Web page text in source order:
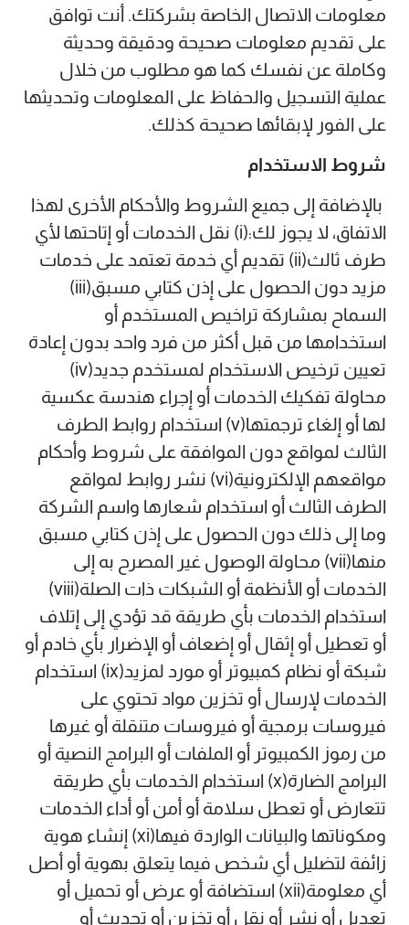
معلومات الاتصال الخاصة بشركتك. أنت توافق
على تقديم معلومات صحيحة ودقيقة وحديثة
وكاملة عن نفسك كما هو مطلوب من خلال
عملية التسجيل والحفاظ على المعلومات وتحديثها
على الفور لإبقائها صحيحة كذلك.
شروط الاستخدام
بالإضافة إلى جميع الشروط والأحكام الأخرى لهذا
الاتفاق، لا يجوز لك:(i) نقل الخدمات أو إتاحتها لأي
طرف ثالث(ii) تقديم أي خدمة تعتمد على خدمات
مزيد دون الحصول على إذن كتابي مسبق(iii)
السماح بمشاركة تراخيص المستخدم أو
استخدامها من قبل أكثر من فرد واحد بدون إعادة
تعيين ترخيص الاستخدام لمستخدم جديد(iv)
محاولة تفكيك الخدمات أو إجراء هندسة عكسية
لها أو إلغاء ترجمتها(v) استخدام روابط الطرف
الثالث لمواقع دون الموافقة على شروط وأحكام
مواقعهم الإلكترونية(vi) نشر روابط لمواقع
الطرف الثالث أو استخدام شعارها واسم الشركة
وما إلى ذلك دون الحصول على إذن كتابي مسبق
منها(vii) محاولة الوصول غير المصرح به إلى
الخدمات أو الأنظمة أو الشبكات ذات الصلة(viii)
استخدام الخدمات بأي طريقة قد تؤدي إلى إتلاف
أو تعطيل أو إثقال أو إضعاف أو الإضرار بأي خادم أو
شبكة أو نظام كمبيوتر أو مورد لمزيد(ix) استخدام
الخدمات لإرسال أو تخزين مواد تحتوي على
فيروسات برمجية أو فيروسات متنقلة أو غيرها
من رموز الكمبيوتر أو الملفات أو البرامج النصية أو
البرامج الضارة(x) استخدام الخدمات بأي طريقة
تتعارض أو تعطل سلامة أو أمن أو أداء الخدمات
ومكوناتها والبيانات الواردة فيها(xi) إنشاء هوية
زائفة لتضليل أي شخص فيما يتعلق بهوية أو أصل
أي معلومة(xii) استضافة أو عرض أو تحميل أو
تعديل أو نشر أو نقل أو تخزين أو تحديث أو